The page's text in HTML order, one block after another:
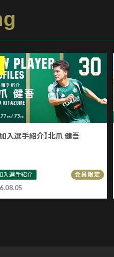
加入選手紹介】北爪 健吾
入選手紹介 会員限定